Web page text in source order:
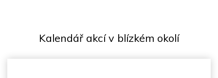
Kalendář akcí v blízkém okolí